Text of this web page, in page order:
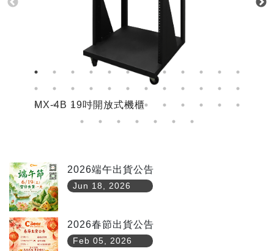
MX-4B 19吋開放式機櫃
2026端午出貨公告
Jun 18, 2026
2026春節出貨公告
Feb 05, 2026